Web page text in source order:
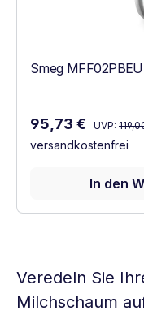
Smeg
Verkaufspreis:
95,73 € Regulärer
UVP:
versandkostenfrei
In den
Veredeln Sie
Milchschaum